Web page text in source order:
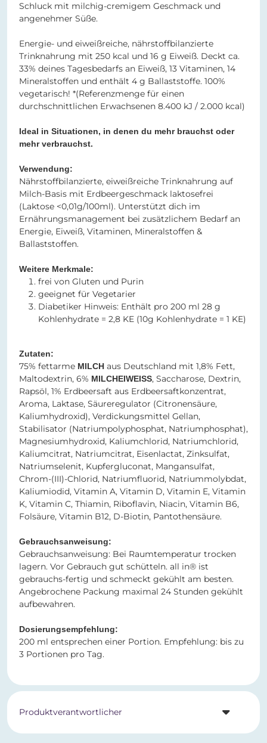
Schluck mit milchig-cremigem Geschmack und
angenehmer Süße.
Energie- und eiweißreiche, nährstoffbilanzierte
Trinknahrung mit 250 kcal und 16 g Eiweiß. Deckt ca.
33% deines Tagesbedarfs an Eiweiß, 13 Vitaminen, 14
Mineralstoffen und enthält 4 g Ballaststoffe. 100%
vegetarisch! *(Referenzmenge für einen
durchschnittlichen Erwachsenen 8.400 kJ / 2.000 kcal)
Ideal in Situationen, in denen du mehr brauchst oder
mehr verbrauchst.
Verwendung:
Nährstoffbilanzierte, eiweißreiche Trinknahrung auf
Milch-Basis mit Erdbeergeschmack laktosefrei
(Laktose <0,01g/100ml). Unterstützt dich im
Ernährungsmanagement bei zusätzlichem Bedarf an
Energie, Eiweiß, Vitaminen, Mineralstoffen &
Ballaststoffen.
Weitere Merkmale:
frei von Gluten und Purin
geeignet für Vegetarier
Diabetiker Hinweis: Enthält pro 200 ml 28 g
Kohlenhydrate = 2,8 KE (10g Kohlenhydrate = 1 KE)
Zutaten:
75% fettarme MILCH aus Deutschland mit 1,8% Fett,
Maltodextrin, 6% MILCHEIWEISS, Saccharose, Dextrin,
Rapsöl, 1% Erdbeersaft aus Erdbeersaftkonzentrat,
Aroma, Laktase, Säureregulator (Citronensäure,
Kaliumhydroxid), Verdickungsmittel Gellan,
Stabilisator (Natriumpolyphosphat, Natriumphosphat),
Magnesiumhydroxid, Kaliumchlorid, Natriumchlorid,
Kaliumcitrat, Natriumcitrat, Eisenlactat, Zinksulfat,
Natriumselenit, Kupfergluconat, Mangansulfat,
Chrom-(III)-Chlorid, Natriumfluorid, Natriummolybdat,
Kaliumiodid, Vitamin A, Vitamin D, Vitamin E, Vitamin
K, Vitamin C, Thiamin, Riboflavin, Niacin, Vitamin B6,
Folsäure, Vitamin B12, D-Biotin, Pantothensäure.
Gebrauchsanweisung:
Gebrauchsanweisung: Bei Raumtemperatur trocken
lagern. Vor Gebrauch gut schütteln. all in® ist
gebrauchs-fertig und schmeckt gekühlt am besten.
Angebrochene Packung maximal 24 Stunden gekühlt
aufbewahren.
Dosierungsempfehlung:
200 ml entsprechen einer Portion. Empfehlung: bis zu
3 Portionen pro Tag.
Produktverantwortlicher